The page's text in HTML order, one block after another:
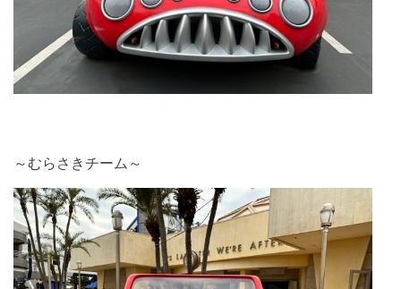
～むらさきチーム～